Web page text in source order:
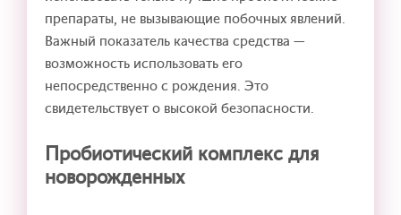
препараты, не вызывающие побочных явлений.
Важный показатель качества средства —
возможность использовать его
непосредственно с рождения. Это
свидетельствует о высокой безопасности.
Пробиотический комплекс для
новорожденных